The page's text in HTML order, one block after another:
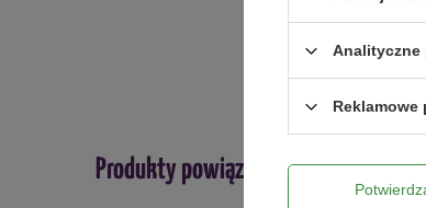
Produkty powiązane